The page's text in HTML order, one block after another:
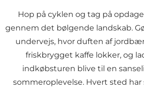
Hop på cyklen og tag på
gennem det bølgende landskab.
undervejs, hvor duften af
friskbrygget kaffe lokker, og
indkøbsturen blive til en
sommeroplevelse. Hvert sted har